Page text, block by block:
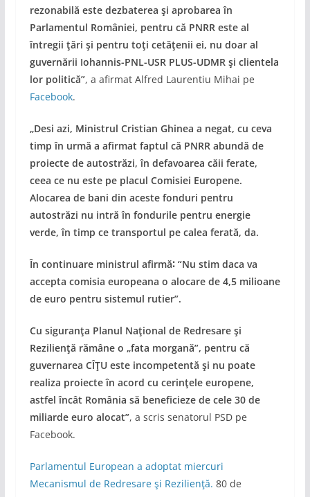
rezonabilă este dezbaterea şi aprobarea în
Parlamentul României, pentru că PNRR este al
întregii ţări şi pentru toţi cetăţenii ei, nu doar al
guvernării Iohannis-PNL-USR PLUS-UDMR şi clientela
lor politică”, a afirmat Alfred Laurentiu Mihai pe
Facebook.
„Desi azi, Ministrul Cristian Ghinea a negat, cu ceva
timp în urmă a afirmat faptul că PNRR abundă de
proiecte de autostrăzi, în defavoarea căii ferate,
ceea ce nu este pe placul Comisiei Europene.
Alocarea de bani din aceste fonduri pentru
autostrăzi nu intră în fondurile pentru energie
verde, în timp ce transportul pe calea ferată, da.
În continuare ministrul afirmă∶ “Nu stim daca va
accepta comisia europeana o alocare de 4,5 milioane
de euro pentru sistemul rutier”.
Cu siguranţa Planul Naţional de Redresare şi
Rezilienţă rămâne o „fata morgană”, pentru că
guvernarea CÎŢU este incompetentă şi nu poate
realiza proiecte în acord cu cerinţele europene,
astfel încât România să beneficieze de cele 30 de
miliarde euro alocat”, a scris senatorul PSD pe
Facebook.
Parlamentul European a adoptat miercuri
Mecanismul de Redresare şi Rezilienţă. 80 de